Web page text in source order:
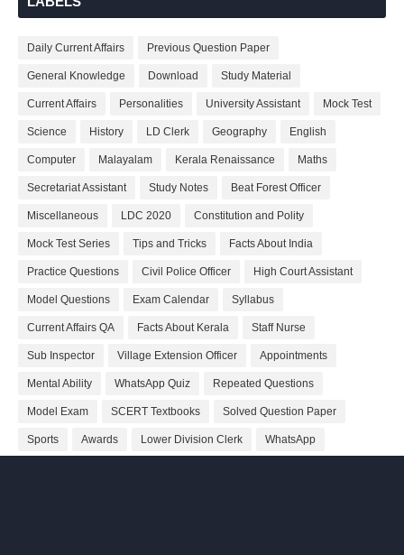
Daily Current Affairs Previous Question Paper
General Knowledge Download Study Material
Current Affairs Personalities University Assistant Mock Test
Science History LD Clerk Geography English
Computer Malayalam Kerala Renaissance Maths
Secretariat Assistant Study Notes Beat Forest Officer
Miscellaneous LDC 2020 Constitution and Polity
Mock Test Series Tips and Tricks Facts About India
Practice Questions Civil Police Officer High Court Assistant
Model Questions Exam Calendar Syllabus
Current Affairs QA Facts About Kerala Staff Nurse
Sub Inspector Village Extension Officer Appointments
Mental Ability WhatsApp Quiz Repeated Questions
Model Exam SCERT Textbooks Solved Question Paper
Sports Awards Lower Division Clerk WhatsApp